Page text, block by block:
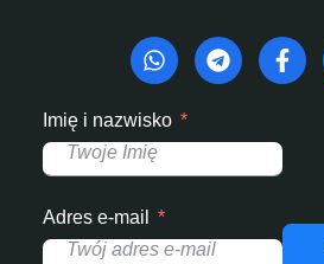
Imię i nazwisko
Adres e-mail